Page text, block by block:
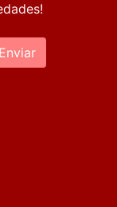
Enviar